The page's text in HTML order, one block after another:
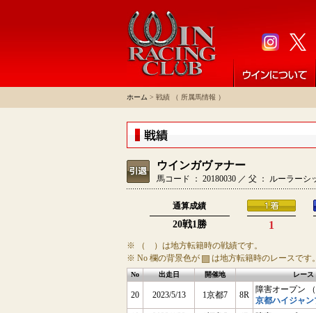
ホーム > 戦績 （ 所属馬情報 ）
ウインガヴァナー
馬コード ： 20180030 ／ 父 ： ルーラー
通算成績
20戦1勝 1
※ （ ）は地方転籍時の戦績です。
※ No 欄の背景色が
は地方転籍時のレースです。
No 出走日 開催地 レース
20 2023/5/13 1京都7 8R
障害オープン （
京都ハイジャン